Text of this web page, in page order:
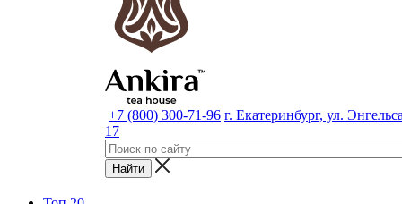
+7 (800) 300-71-96 г. Екатеринбург, ул.
17